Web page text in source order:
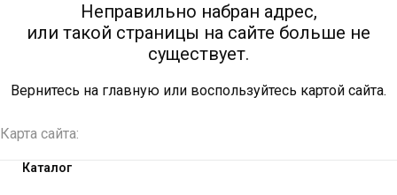
Неправильно набран адрес,
или такой страницы на сайте больше не
существует.
Вернитесь на главную или воспользуйтесь картой сайта.
Карта сайта:
Каталог